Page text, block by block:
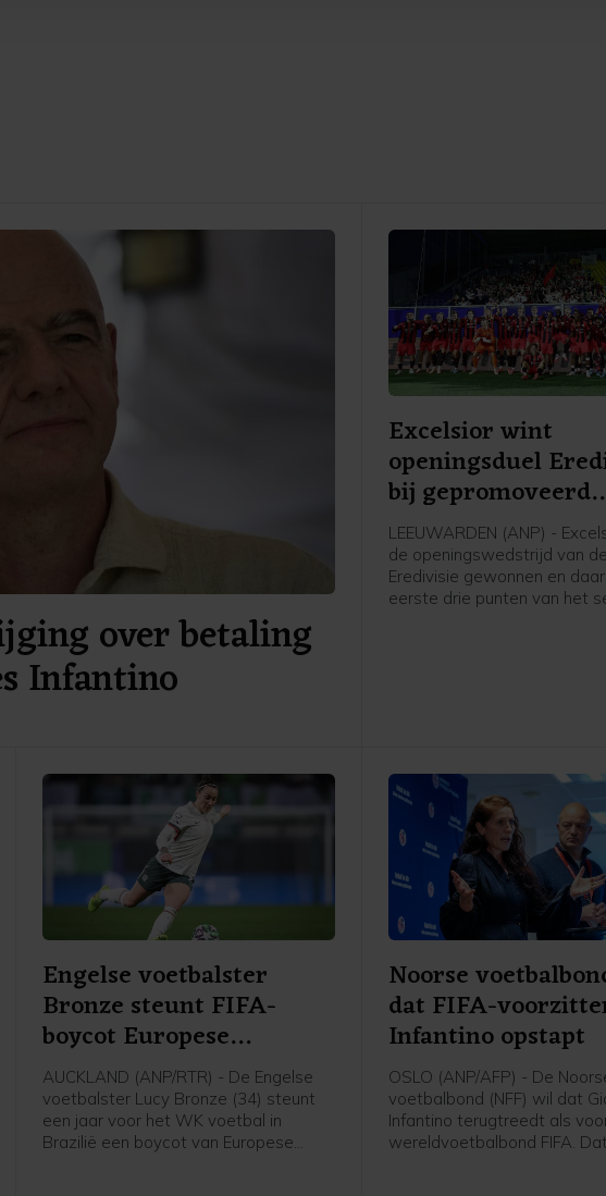
over betaling
Infantino
Excelsior wint
openingsduel
bij gepromoveerd
Cambuur
LEEUWARDEN (ANP) -
de openingswedstrijd van de
Eredivisie gewonnen en
eerste drie punten van het
Engelse voetbalster
Bronze steunt FIFA-
boycot Europese
speelsters
AUCKLAND (ANP/RTR) - De Engelse
voetbalster Lucy Bronze (34) steunt
een jaar voor het WK voetbal in
Brazilië een boycot van Europese
Noorse
dat FIFA-
Infantino opstapt
OSLO (ANP/AFP) - De
voetbalbond (NFF) wil dat
Infantino terugtreedt als
wereldvoetbalbond FIFA.